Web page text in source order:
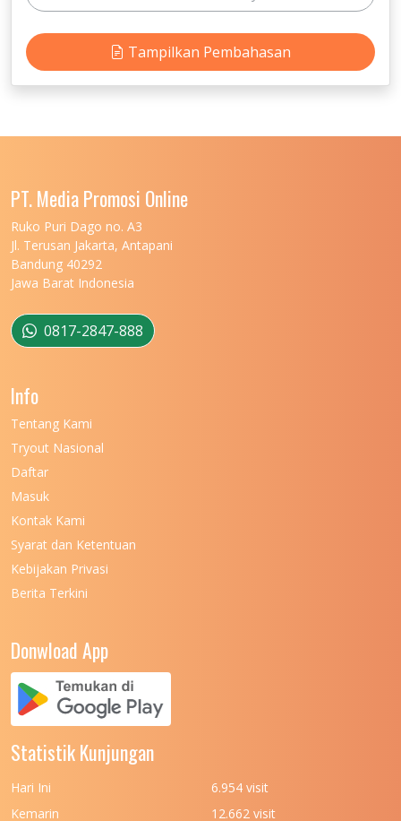
Tampilkan Pembahasan
PT. Media Promosi Online
Ruko Puri Dago no. A3
Jl. Terusan Jakarta, Antapani
Bandung 40292
Jawa Barat Indonesia
0817-2847-888
Info
Tentang Kami
Tryout Nasional
Daftar
Masuk
Kontak Kami
Syarat dan Ketentuan
Kebijakan Privasi
Berita Terkini
Donwload App
Statistik Kunjungan
Hari Ini
6.954 visit
Kemarin
12.662 visit